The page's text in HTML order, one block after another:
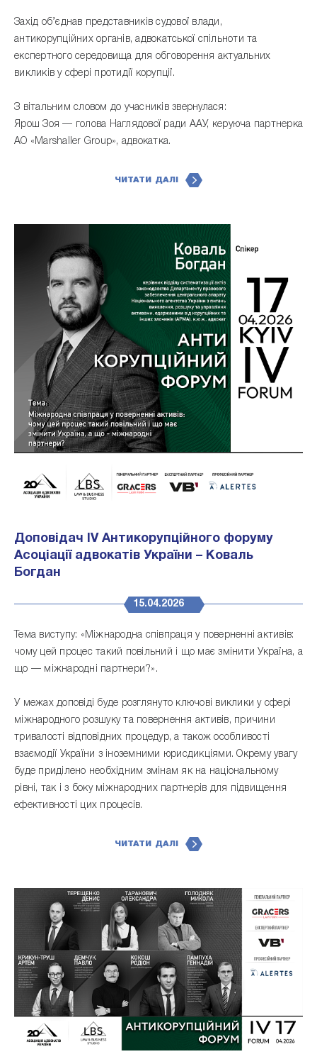
Захід об’єднав представників судової влади,
антикорупційних органів, адвокатської спільноти та
експертного середовища для обговорення актуальних
викликів у сфері протидії корупції.
З вітальним словом до учасників звернулася:
Ярош Зоя — голова Наглядової ради ААУ, керуюча партнерка
АО «Marshaller Group», адвокатка.
ЧИТАТИ ДАЛІ
Доповідач IV Антикорупційного форуму
Асоціації адвокатів України – Коваль
Богдан
15.04.2026
Тема виступу: «Міжнародна співпраця у поверненні активів:
чому цей процес такий повільний і що має змінити Україна, а
що — міжнародні партнери?».
У межах доповіді буде розглянуто ключові виклики у сфері
міжнародного розшуку та повернення активів, причини
тривалості відповідних процедур, а також особливості
взаємодії України з іноземними юрисдикціями. Окрему увагу
буде приділено необхідним змінам як на національному
рівні, так і з боку міжнародних партнерів для підвищення
ефективності цих процесів.
ЧИТАТИ ДАЛІ